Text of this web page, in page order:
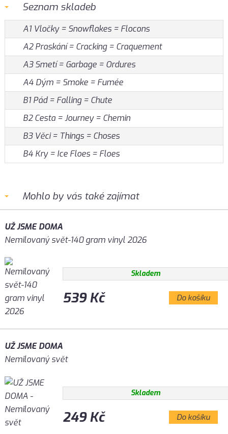
Seznam skladeb
A1 Vločky = Snowflakes = Flocons
A2 Praskání = Cracking = Craquement
A3 Smetí = Garbage = Ordures
A4 Dým = Smoke = Fumée
B1 Pád = Falling = Chute
B2 Cesta = Journey = Chemin
B3 Věci = Things = Choses
B4 Kry = Ice Floes = Floes
Mohlo by vás také zajímat
UŽ JSME DOMA
Nemilovaný svět-140 gram vinyl 2026
Skladem
539 Kč Do košíku
UŽ JSME DOMA
Nemilovaný svět
Skladem
249 Kč Do košíku